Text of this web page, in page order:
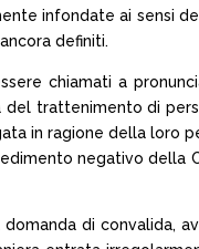
infondate ai sensi
definiti.
chiamati a
trattenimento di
in ragione della loro
negativo della
di convalida,